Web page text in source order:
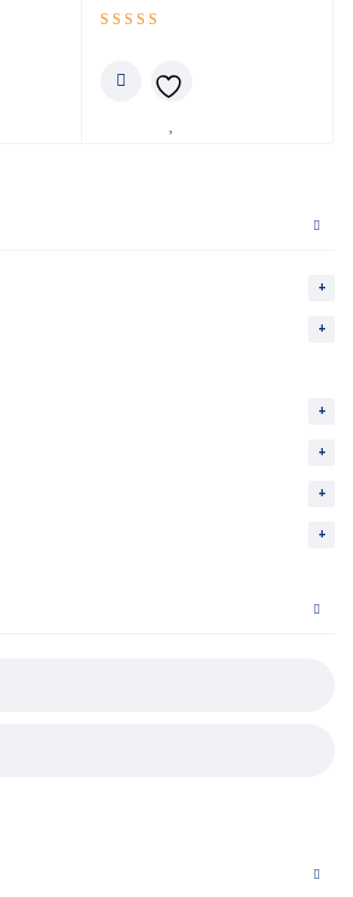
hạng
5.00
5 sao